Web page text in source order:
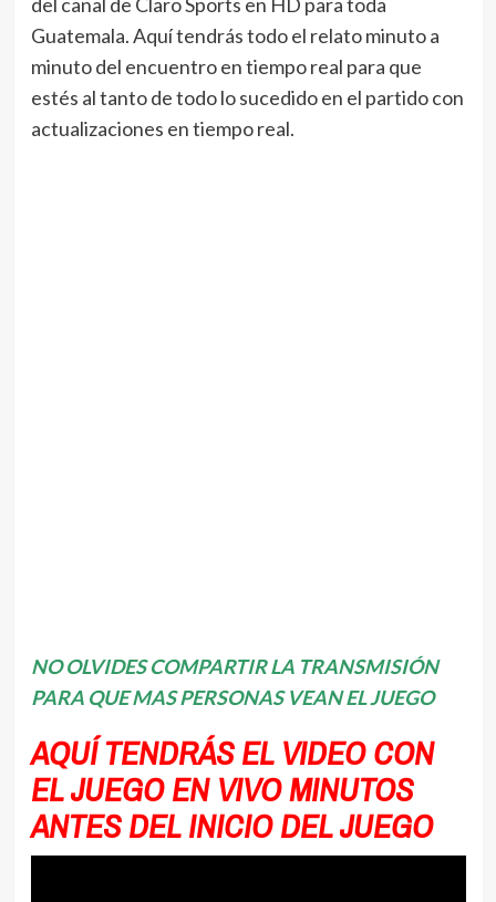
del canal de Claro Sports en HD para toda
Guatemala. Aquí tendrás todo el relato minuto a
minuto del encuentro en tiempo real para que
estés al tanto de todo lo sucedido en el partido con
actualizaciones en tiempo real.
NO OLVIDES COMPARTIR LA TRANSMISIÓN
PARA QUE MAS PERSONAS VEAN EL JUEGO
AQUÍ TENDRÁS EL VIDEO CON
EL JUEGO EN VIVO MINUTOS
ANTES DEL INICIO DEL JUEGO